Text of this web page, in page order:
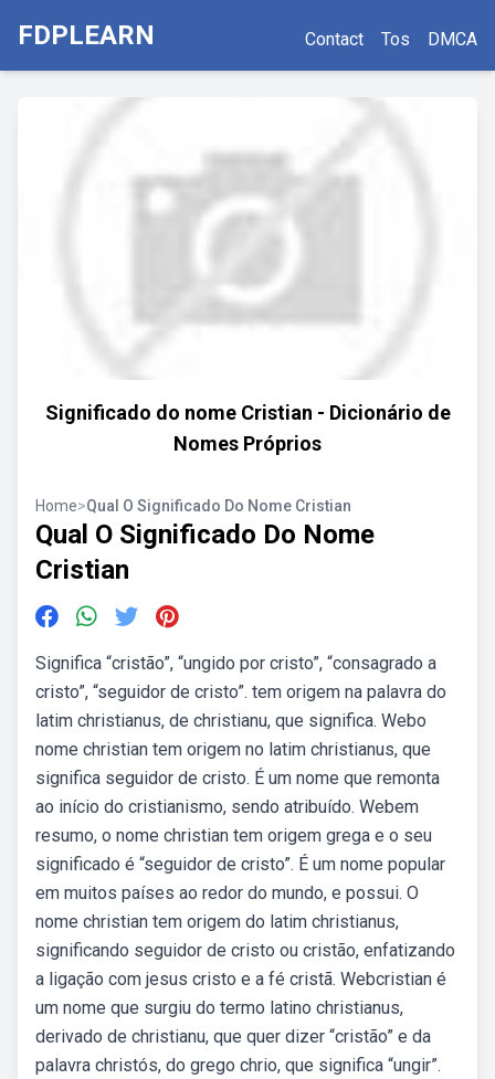
FDPLEARN Contact Tos DMCA
Significado do nome Cristian - Dicionário de
Nomes Próprios
Home>Qual O Significado Do Nome Cristian
Qual O Significado Do Nome
Cristian
Significa “cristão”, “ungido por cristo”, “consagrado a
cristo”, “seguidor de cristo”. tem origem na palavra do
latim christianus, de christianu, que significa. Webo
nome christian tem origem no latim christianus, que
significa seguidor de cristo. É um nome que remonta
ao início do cristianismo, sendo atribuído. Webem
resumo, o nome christian tem origem grega e o seu
significado é “seguidor de cristo”. É um nome popular
em muitos países ao redor do mundo, e possui. O
nome christian tem origem do latim christianus,
significando seguidor de cristo ou cristão, enfatizando
a ligação com jesus cristo e a fé cristã. Webcristian é
um nome que surgiu do termo latino christianus,
derivado de christianu, que quer dizer “cristão” e da
palavra christós, do grego chrio, que significa “ungir”.